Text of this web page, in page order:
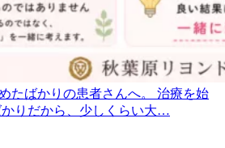
たばかりの患者さんへ。 治療を始
りだから、少しくらい大…